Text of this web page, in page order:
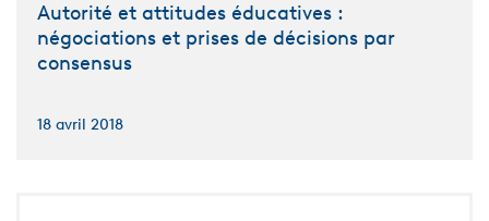
Autorité et attitudes éducatives :
négociations et prises de décisions par
consensus
18 avril 2018